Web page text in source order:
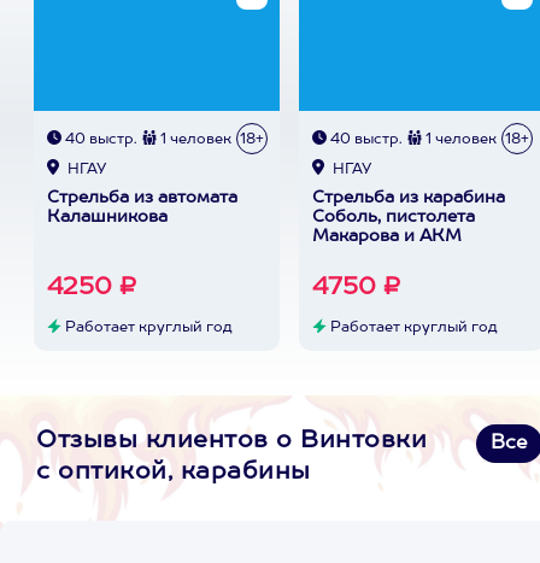
40 выстр. 1 человек 18+
НГАУ
Стрельба из автомата
Калашникова
4250 ₽
Работает круглый год
40 выстр. 1 человек 18+
НГАУ
Стрельба из карабина
Соболь, пистолета
Макарова и АКМ
4750 ₽
Работает круглый год
Отзывы клиентов о Винтовки
с оптикой, карабины
Все